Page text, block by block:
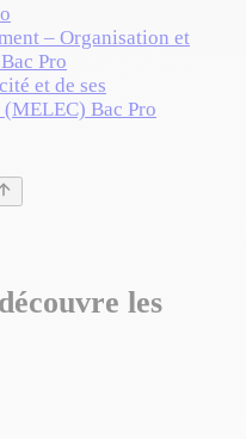
– Organisation et
Bac Pro
et de ses
(MELEC) Bac Pro
les